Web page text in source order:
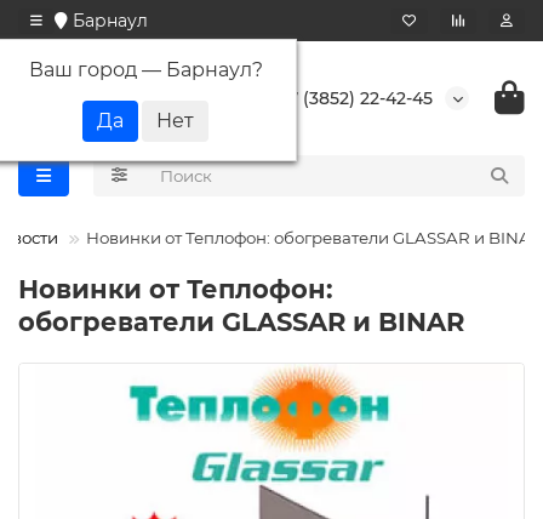
Барнаул
Ваш город — Барнаул?
+7 (3852) 22-42-45
Новинки от Теплофон: обогреватели GLASSAR и BINAR
Новинки от Теплофон:
обогреватели GLASSAR и BINAR